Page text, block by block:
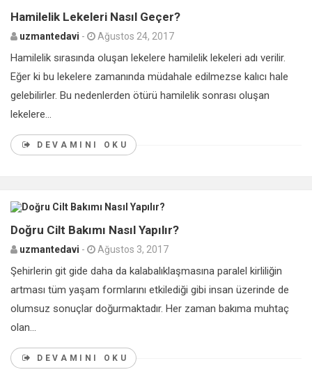
Hamilelik Lekeleri Nasıl Geçer?
uzmantedavi - Ağustos 24, 2017
Hamilelik sırasında oluşan lekelere hamilelik lekeleri adı verilir.
Eğer ki bu lekelere zamanında müdahale edilmezse kalıcı hale
gelebilirler. Bu nedenlerden ötürü hamilelik sonrası oluşan
lekelere...
DEVAMINI OKU
Doğru Cilt Bakımı Nasıl Yapılır?
uzmantedavi - Ağustos 3, 2017
Şehirlerin git gide daha da kalabalıklaşmasına paralel kirliliğin
artması tüm yaşam formlarını etkilediği gibi insan üzerinde de
olumsuz sonuçlar doğurmaktadır. Her zaman bakıma muhtaç
olan...
DEVAMINI OKU